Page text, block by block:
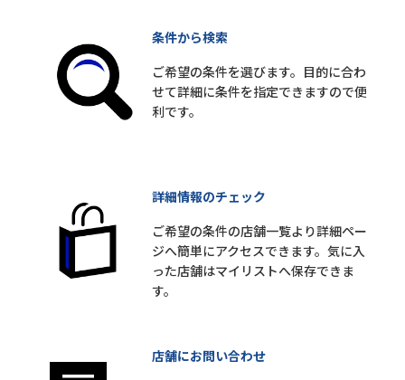
条件から検索
ご希望の条件を選びます。目的に合わ
せて詳細に条件を指定できますので便
利です。
詳細情報のチェック
ご希望の条件の店舗一覧より詳細ペー
ジへ簡単にアクセスできます。気に入
った店舗はマイリストへ保存できま
す。
店舗にお問い合わせ